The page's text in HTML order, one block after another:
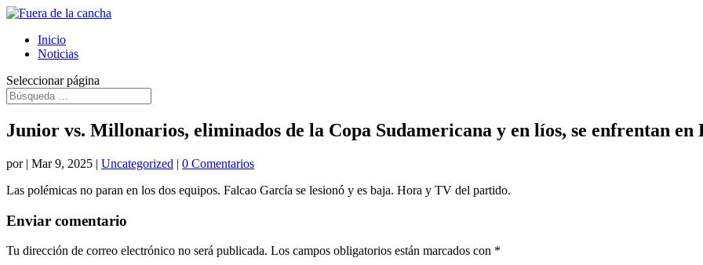
Inicio
Noticias
Seleccionar página
Junior vs. Millonarios, eliminados de la Copa Sudamericana y en líos, se enfrentan
por | Mar 9, 2025 | Uncategorized | 0 Comentarios
Las polémicas no paran en los dos equipos. Falcao García se lesionó y es baja. Hora y TV del partido.
Enviar comentario
Tu dirección de correo electrónico no será publicada. Los campos obligatorios están marcados con *